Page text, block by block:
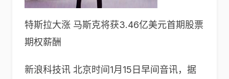
特斯拉大涨 马斯克将获3.46亿美元首期股票
期权薪酬
新浪科技讯 北京时间1月15日早间音讯，据